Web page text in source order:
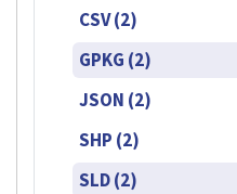
CSV (2)
GPKG (2)
JSON (2)
SHP (2)
SLD (2)